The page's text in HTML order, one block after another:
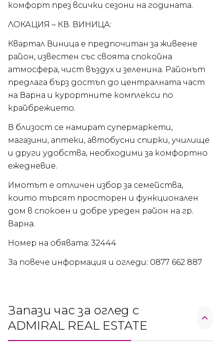
комфорт през всички сезони на годината.
ЛОКАЦИЯ – КВ. ВИНИЦА:
Квартал Виница е предпочитан за живеене
район, известен със своята спокойна
атмосфера, чист въздух и зеленина. Районът
предлага бърз достъп до централната част
на Варна и курортните комплекси по
крайбрежието.
В близост се намират супермаркети,
магазини, аптеки, автобусни спирки, училище
и други удобства, необходими за комфортно
ежедневие.
Имотът е отличен избор за семейства,
които търсят просторен и функционален
дом в спокоен и добре уреден район на гр.
Варна.
Номер на обявата: 32444
За повече информация и огледи: 0877 662 887
Запази час за оглед с
ADMIRAL REAL ESTATE